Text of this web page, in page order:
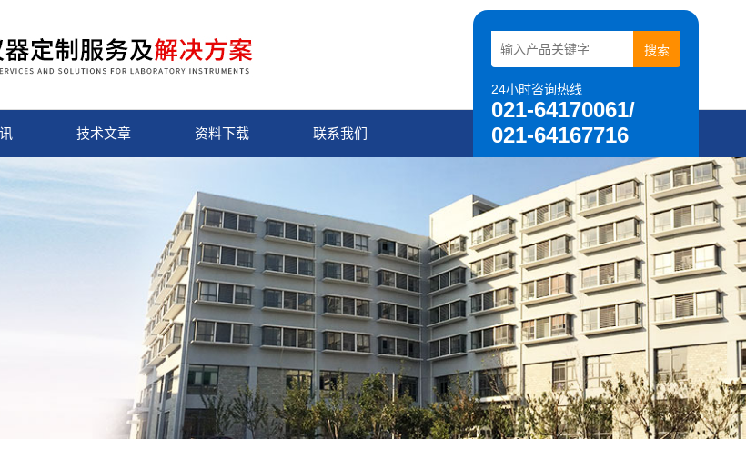
24小时咨询热线
021-64170061/
021-64167716
技术文章 资料下载 联系我们